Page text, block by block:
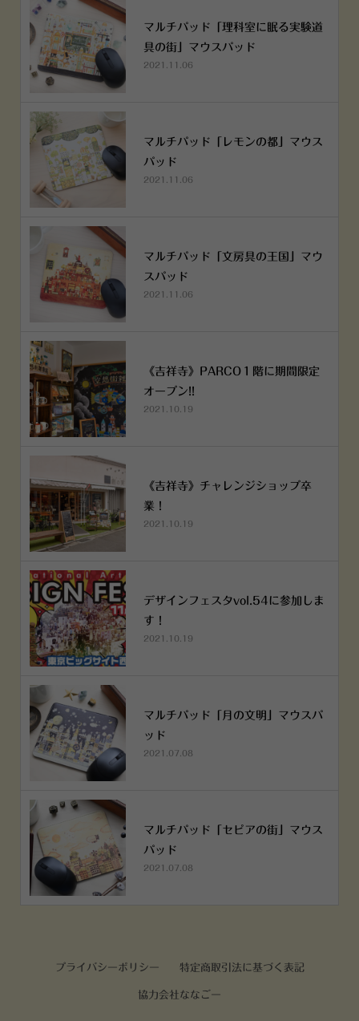
マルチパッド「理科室に眠る実験道
具の街」マウスパッド
2021.11.06
マルチパッド「レモンの都」マウス
パッド
2021.11.06
マルチパッド「文房具の王国」マウ
スパッド
2021.11.06
《吉祥寺》PARCO１階に期間限定
オープン!!
2021.10.19
《吉祥寺》チャレンジショップ卒
業！
2021.10.19
デザインフェスタvol.54に参加しま
す！
2021.10.19
マルチパッド「月の文明」マウスパ
ッド
2021.07.08
マルチパッド「セピアの街」マウス
パッド
2021.07.08
プライバシーポリシー 特定商取引法に基づく表記
協力会社ななごー